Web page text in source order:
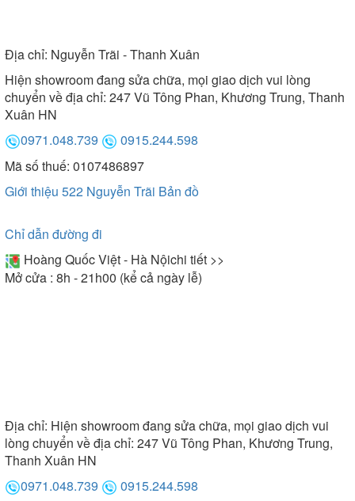
Địa chỉ: Nguyễn Trãi - Thanh Xuân
Hiện showroom đang sửa chữa, mọi giao dịch vui lòng
chuyển về địa chỉ: 247 Vũ Tông Phan, Khương Trung, Thanh
Xuân HN
0971.048.739
0915.244.598
Mã số thuế: 0107486897
Giới thiệu 522 Nguyễn Trãi Bản đồ
Chỉ dẫn đường đi
Hoàng Quốc Việt - Hà Nộichi tiết >>
Mở cửa : 8h - 21h00 (kể cả ngày lễ)
Địa chỉ: Hiện showroom đang sửa chữa, mọi giao dịch vui
lòng chuyển về địa chỉ: 247 Vũ Tông Phan, Khương Trung,
Thanh Xuân HN
0971.048.739
0915.244.598